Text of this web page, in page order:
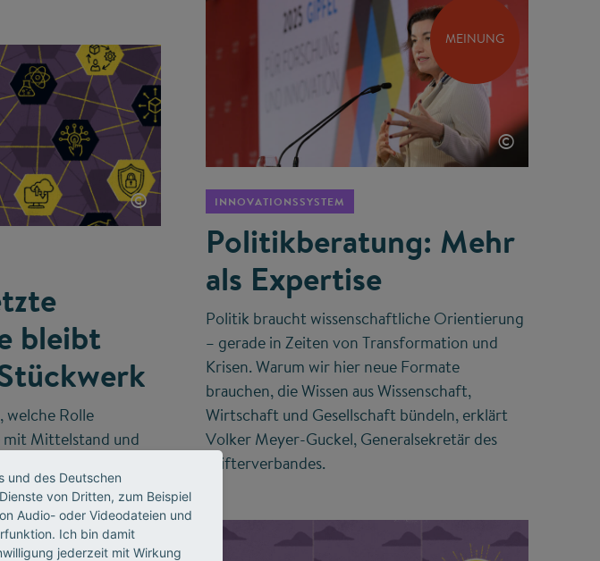
©
bleibt
welche Rolle
Mittelstand und
Vorreiter
MEINUNG
©
INNOVATIONSSYSTEM
Politikberatung: Mehr
als Expertise
Politik braucht wissenschaftliche Orientierung
– gerade in Zeiten von Transformation und
Krisen. Warum wir hier neue Formate
brauchen, die Wissen aus Wissenschaft,
Wirtschaft und Gesellschaft bündeln, erklärt
Volker Meyer-Guckel, Generalsekretär des
Stifterverbandes.
und des Deutschen
von Dritten, zum Beispiel
Audio- oder Videodateien und
Ich bin damit
jederzeit mit Wirkung